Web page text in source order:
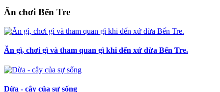
Ăn chơi Bến Tre
Ăn gì, chơi gì và tham quan gì khi đến xứ dừa Bến Tre.
Dừa - cây của sự sống